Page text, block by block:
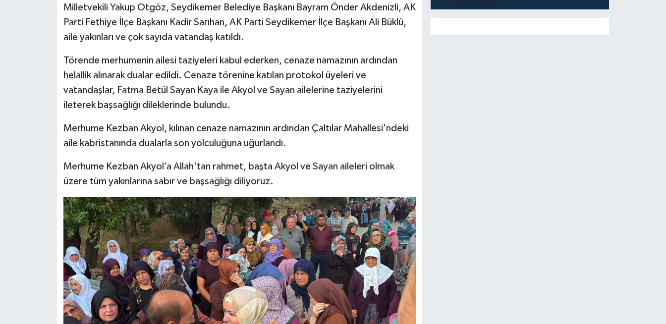
Milletvekili Yakup Otgöz, Seydikemer Belediye Başkanı Bayram Önder Akdenizli, AK
Parti Fethiye İlçe Başkanı Kadir Sarıhan, AK Parti Seydikemer İlçe Başkanı Ali Büklü,
aile yakınları ve çok sayıda vatandaş katıldı.
Törende merhumenin ailesi taziyeleri kabul ederken, cenaze namazının ardından
helallik alınarak dualar edildi. Cenaze törenine katılan protokol üyeleri ve
vatandaşlar, Fatma Betül Sayan Kaya ile Akyol ve Sayan ailelerine taziyelerini
ileterek başsağlığı dileklerinde bulundu.
Merhume Kezban Akyol, kılınan cenaze namazının ardından Çaltılar Mahallesi'ndeki
aile kabristanında dualarla son yolculuğuna uğurlandı.
Merhume Kezban Akyol’a Allah'tan rahmet, başta Akyol ve Sayan aileleri olmak
üzere tüm yakınlarına sabır ve başsağlığı diliyoruz.